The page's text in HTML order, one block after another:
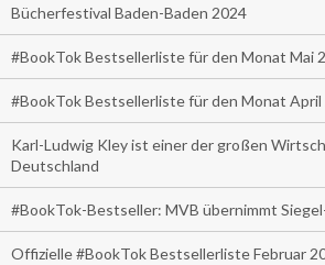
Bücherfestival Baden-Baden 2024
#BookTok Bestsellerliste für den Monat Mai
#BookTok Bestsellerliste für den Monat April
Karl-Ludwig Kley ist einer der großen
Deutschland
#BookTok-Bestseller: MVB übernimmt
Offizielle #BookTok Bestsellerliste Februar